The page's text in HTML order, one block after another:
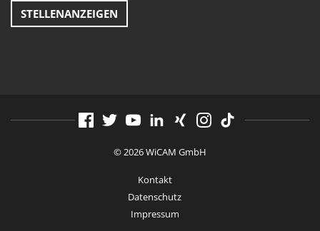
STELLENANZEIGEN
© 2026 WiCAM GmbH
Kontakt
Datenschutz
Impressum